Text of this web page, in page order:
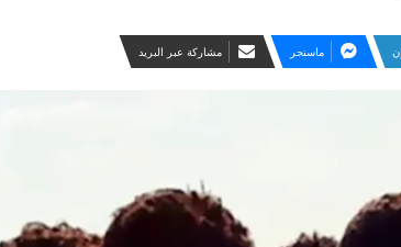
ماسنجر مشاركة عبر البريد